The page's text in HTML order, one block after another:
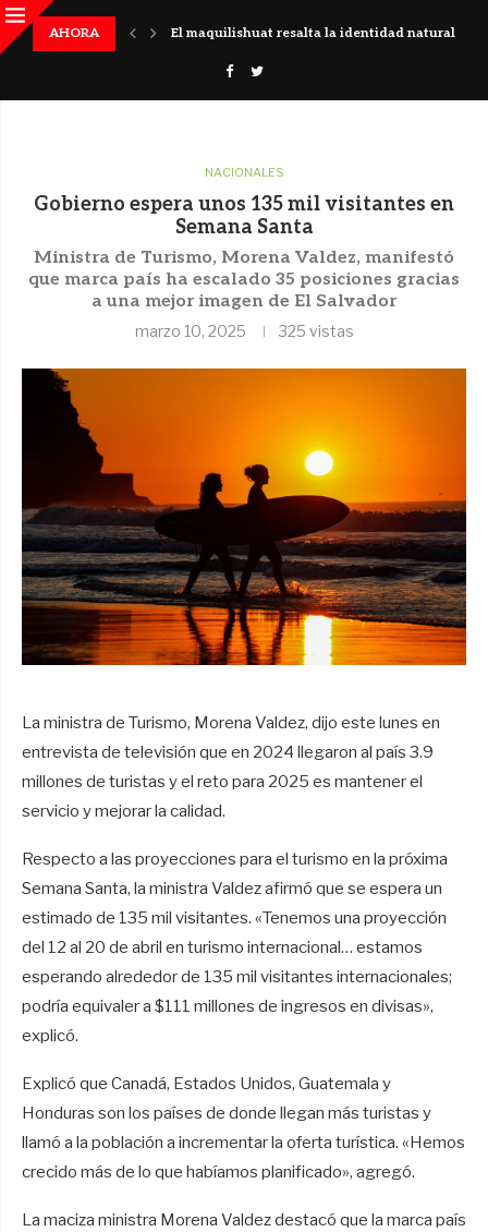
AHORA
histórico en El Salvador El maquilishuat resalta la identidad natural del
NACIONALES
Gobierno espera unos 135 mil visitantes en
Semana Santa
Ministra de Turismo, Morena Valdez, manifestó
que marca país ha escalado 35 posiciones gracias
a una mejor imagen de El Salvador
marzo 10, 2025 325 vistas
La ministra de Turismo, Morena Valdez, dijo este lunes en
entrevista de televisión que en 2024 llegaron al país 3.9
millones de turistas y el reto para 2025 es mantener el
servicio y mejorar la calidad.
Respecto a las proyecciones para el turismo en la próxima
Semana Santa, la ministra Valdez afirmó que se espera un
estimado de 135 mil visitantes. «Tenemos una proyección
del 12 al 20 de abril en turismo internacional… estamos
esperando alrededor de 135 mil visitantes internacionales;
podría equivaler a $111 millones de ingresos en divisas»,
explicó.
Explicó que Canadá, Estados Unidos, Guatemala y
Honduras son los países de donde llegan más turistas y
llamó a la población a incrementar la oferta turística. «Hemos
crecido más de lo que habíamos planificado», agregó.
La maciza ministra Morena Valdez destacó que la marca país